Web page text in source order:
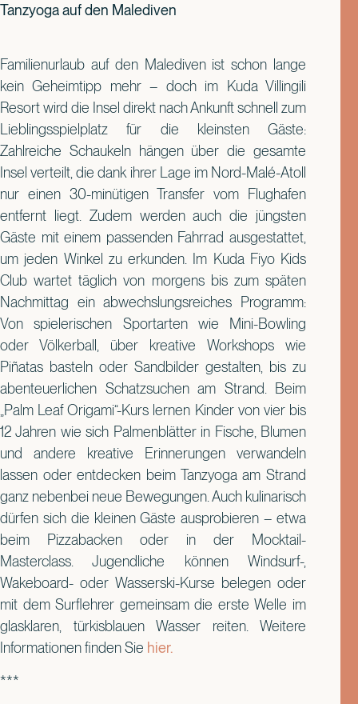
Tanzyoga auf den Malediven
Familienurlaub auf den Malediven ist schon lange
kein Geheimtipp mehr – doch im Kuda Villingili
Resort wird die Insel direkt nach Ankunft schnell zum
Lieblingsspielplatz für die kleinsten Gäste:
Zahlreiche Schaukeln hängen über die gesamte
Insel verteilt, die dank ihrer Lage im Nord-Malé-Atoll
nur einen 30-minütigen Transfer vom Flughafen
entfernt liegt. Zudem werden auch die jüngsten
Gäste mit einem passenden Fahrrad ausgestattet,
um jeden Winkel zu erkunden. Im Kuda Fiyo Kids
Club wartet täglich von morgens bis zum späten
Nachmittag ein abwechslungsreiches Programm:
Von spielerischen Sportarten wie Mini-Bowling
oder Völkerball, über kreative Workshops wie
Piñatas basteln oder Sandbilder gestalten, bis zu
abenteuerlichen Schatzsuchen am Strand. Beim
„Palm Leaf Origami“-Kurs lernen Kinder von vier bis
12 Jahren wie sich Palmenblätter in Fische, Blumen
und andere kreative Erinnerungen verwandeln
lassen oder entdecken beim Tanzyoga am Strand
ganz nebenbei neue Bewegungen. Auch kulinarisch
dürfen sich die kleinen Gäste ausprobieren – etwa
beim Pizzabacken oder in der Mocktail-
Masterclass. Jugendliche können Windsurf-,
Wakeboard- oder Wasserski-Kurse belegen oder
mit dem Surflehrer gemeinsam die erste Welle im
glasklaren, türkisblauen Wasser reiten. Weitere
Informationen finden Sie hier.
***